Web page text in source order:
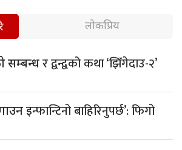
लोकप्रिय
सम्बन्धर द्वन्द्वको कथा ‘झिँगेदाउ-२’
इन्फान्टिनो बाहिरिनुपर्छ’: फिगो